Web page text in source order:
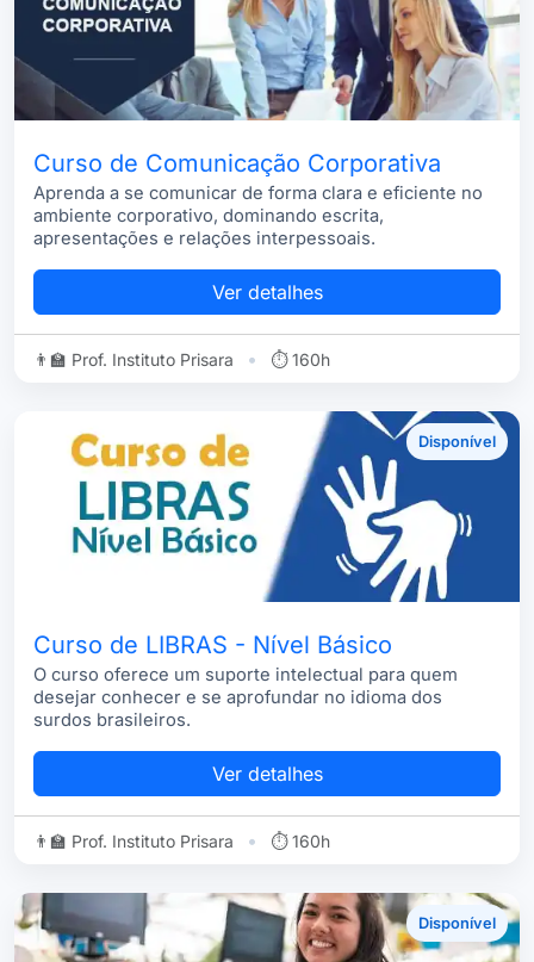
Curso de Comunicação Corporativa
Aprenda a se comunicar de forma clara e eficiente no
ambiente corporativo, dominando escrita,
apresentações e relações interpessoais.
Ver detalhes
👨‍🏫 Prof. Instituto Prisara • ⏱ 160h
Disponível
Curso de LIBRAS - Nível Básico
O curso oferece um suporte intelectual para quem
desejar conhecer e se aprofundar no idioma dos
surdos brasileiros.
Ver detalhes
👨‍🏫 Prof. Instituto Prisara • ⏱ 160h
Disponível